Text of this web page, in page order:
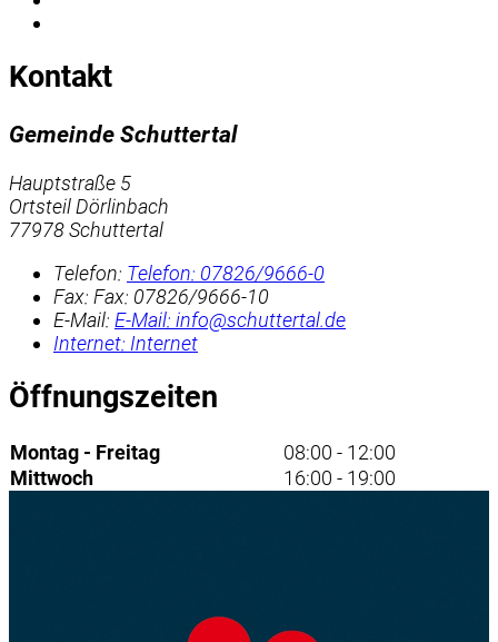
Kontakt
Gemeinde Schuttertal
Hauptstraße 5
Ortsteil Dörlinbach
77978 Schuttertal
Telefon: Telefon: 07826/9666-0
Fax: Fax: 07826/9666-10
E-Mail: E-Mail: info@schuttertal.de
Internet: Internet
Öffnungszeiten
Montag - Freitag
08:00 - 12:00
Mittwoch
16:00 - 19:00